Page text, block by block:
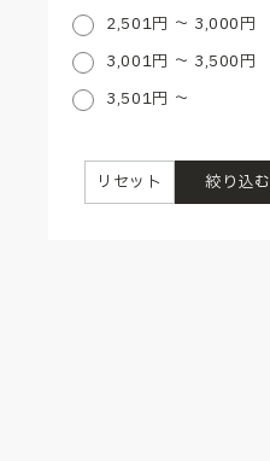
2,501円 ～ 3,000円
3,001円 ～ 3,500円
3,501円 ～
絞り込む
リセット